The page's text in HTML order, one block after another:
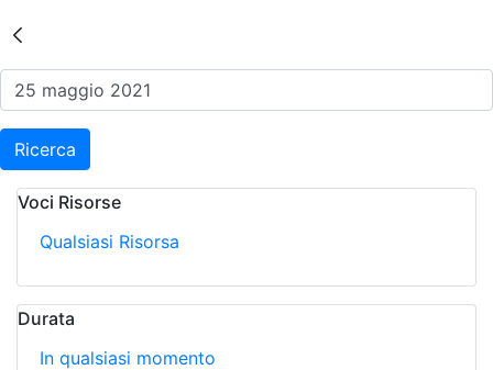
Risultati della Ricerca -
Ricerca
Voci Risorse
Qualsiasi Risorsa
Durata
In qualsiasi momento